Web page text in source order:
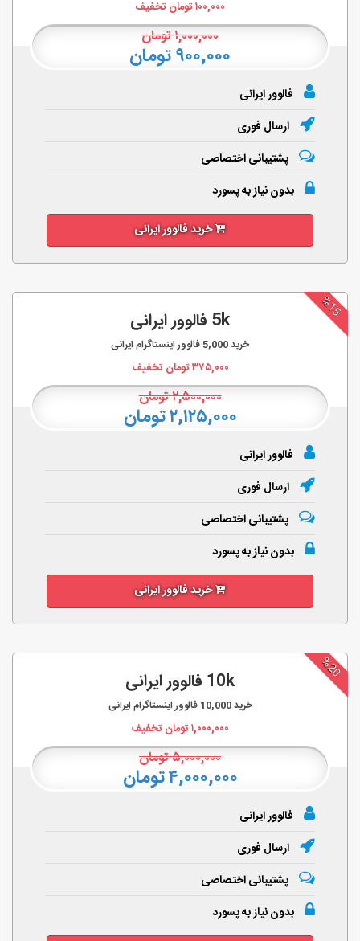
۱۰۰,۰۰۰تومان تخفیف
۱,۰۰۰,۰۰۰تومان
۹۰۰,۰۰۰ تومان
فالوور ایرانی
ارسال فوری
پشتیبانی اختصاصی
بدون نیاز به پسورد
خرید فالوور ایرانی
%15
5k فالوور ایرانی
خرید5,000فالوور اینستاگرام ایرانی
۳۷۵,۰۰۰تومان تخفیف
۲,۵۰۰,۰۰۰تومان
۲,۱۲۵,۰۰۰ تومان
فالوور ایرانی
ارسال فوری
پشتیبانی اختصاصی
بدون نیاز به پسورد
خرید فالوور ایرانی
%20
10k فالوور ایرانی
خرید10,000 فالوور اینستاگرام ایرانی
۱,۰۰۰,۰۰۰تومان تخفیف
۵,۰۰۰,۰۰۰تومان
۴,۰۰۰,۰۰۰ تومان
فالوور ایرانی
ارسال فوری
پشتیبانی اختصاصی
بدون نیاز به پسورد